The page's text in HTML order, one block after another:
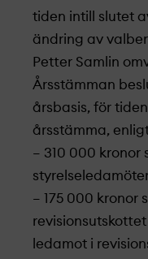
tiden intill slutet
ändring av
Petter Samlin
Årsstämman
årsbasis, för
årsstämma,
– 310 000 kronor
– 175 000 kronor
revisions­utskottet
ledamot i